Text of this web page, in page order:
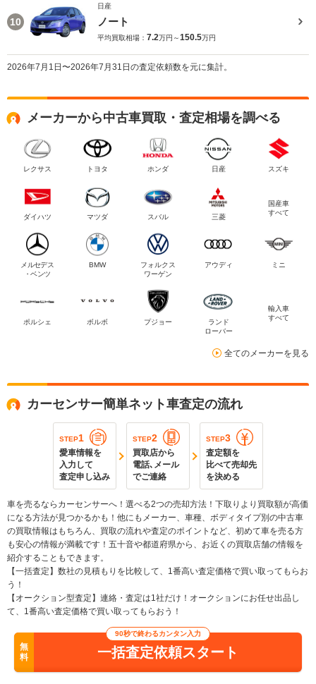
10
日産
ノート
平均買取相場： 7.2万円～150.5万円
2026年7月1日〜2026年7月31日の査定依頼数を元に集計。
メーカーから中古車買取・査定相場を調べる
レクサス トヨタ ホンダ 日産 スズキ
ダイハツ マツダ スバル 三菱
国産車
すべて
メルセデス
・ベンツ
BMW
フォルクス
ワーゲン
アウディ ミニ
ポルシェ ボルボ プジョー
ランド
ローバー
輸入車
すべて
全てのメーカーを見る
カーセンサー簡単ネット車査定の流れ
STEP1
愛車情報を
入力して
査定申し込み
STEP2
買取店から
電話､メール
でご連絡
STEP3
査定額を
比べて売却先
を決める
車を売るならカーセンサーへ！選べる2つの売却方法！下取りより買取額が高価
になる方法が見つかるかも！他にもメーカー、車種、ボディタイプ別の中古車
の買取情報はもちろん、買取の流れや査定のポイントなど、初めて車を売る方
も安心の情報が満載です！五十音や都道府県から、お近くの買取店舗の情報を
紹介することもできます。
【一括査定】数社の見積もりを比較して、1番高い査定価格で買い取ってもらお
う！
【オークション型査定】連絡・査定は1社だけ！オークションにお任せ出品し
て、1番高い査定価格で買い取ってもらおう！
無
料
90秒で終わるカンタン入力
一括査定依頼スタート